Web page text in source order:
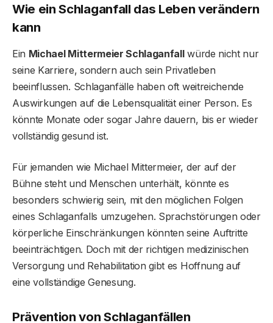
Wie ein Schlaganfall das Leben verändern
kann
Ein Michael Mittermeier Schlaganfallwürde nicht nur
seine Karriere, sondern auch sein Privatleben
beeinflussen. Schlaganfälle haben oft weitreichende
Auswirkungen auf die Lebensqualität einer Person. Es
könnte Monate oder sogar Jahre dauern, bis er wieder
vollständig gesund ist.
Für jemanden wie Michael Mittermeier, der auf der
Bühne steht und Menschen unterhält, könnte es
besonders schwierig sein, mit den möglichen Folgen
eines Schlaganfalls umzugehen. Sprachstörungen oder
körperliche Einschränkungen könnten seine Auftritte
beeinträchtigen. Doch mit der richtigen medizinischen
Versorgung und Rehabilitation gibt es Hoffnung auf
eine vollständige Genesung.
Prävention von Schlaganfällen